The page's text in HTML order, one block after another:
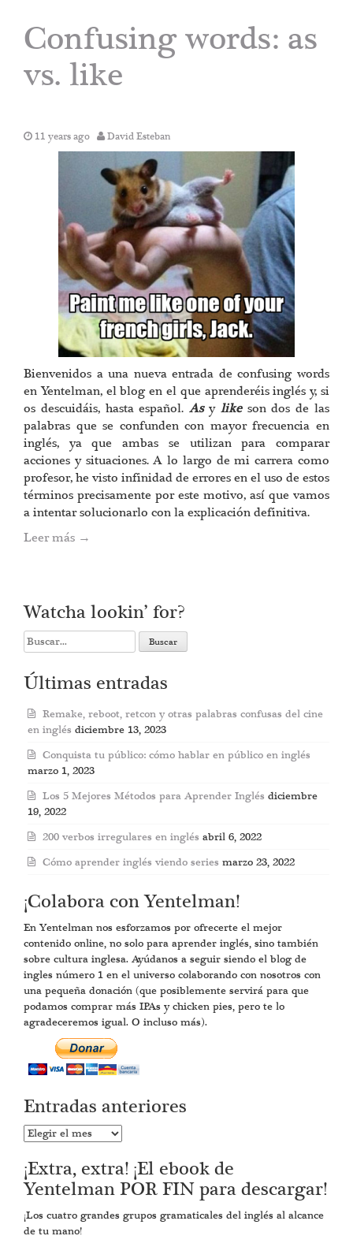
Confusing words: as
vs. like
11 years ago David Esteban
Bienvenidos a una nueva entrada de confusing words
en Yentelman, el blog en el que aprenderéis inglés y, si
os descuidáis, hasta español. As y like son dos de las
palabras que se confunden con mayor frecuencia en
inglés, ya que ambas se utilizan para comparar
acciones y situaciones. A lo largo de mi carrera como
profesor, he visto infinidad de errores en el uso de estos
términos precisamente por este motivo, así que vamos
a intentar solucionarlo con la explicación definitiva.
Leer más →
Watcha lookin’ for?
Search
for:
Últimas entradas
Remake, reboot, retcon y otras palabras confusas del cine
en inglés diciembre 13, 2023
Conquista tu público: cómo hablar en público en inglés
marzo 1, 2023
Los 5 Mejores Métodos para Aprender Inglés diciembre
19, 2022
200 verbos irregulares en inglés abril 6, 2022
Cómo aprender inglés viendo series marzo 23, 2022
¡Colabora con Yentelman!
En Yentelman nos esforzamos por ofrecerte el mejor
contenido online, no solo para aprender inglés, sino también
sobre cultura inglesa. Ayúdanos a seguir siendo el blog de
ingles número 1 en el universo colaborando con nosotros con
una pequeña donación (que posiblemente servirá para que
podamos comprar más IPAs y chicken pies, pero te lo
agradeceremos igual. O incluso más).
Entradas anteriores
Entradas
¡Extra, extra! ¡El ebook de
Yentelman POR FIN para descargar!
¡Los cuatro grandes grupos gramaticales del inglés al alcance
de tu mano!